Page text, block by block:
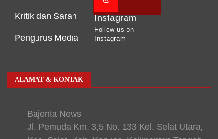
Kritik dan Saran
Pengurus Media
Instagram
Follow us on
Instagram
ALAMAT & KONTAK
Bajenta News
Jl. Pemuda Km. 3,5 No. 133 Kel. Selat Utara,